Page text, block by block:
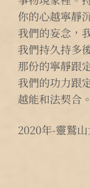
你的心越寧靜
我們的妄念，
我們持久持多
那份的寧靜跟
我們的功力跟
越能和法契合。
2020年-靈鷲